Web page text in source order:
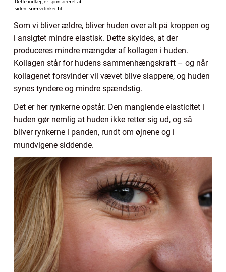
Som vi bliver ældre, bliver huden over alt på kroppen og
i ansigtet mindre elastisk. Dette skyldes, at der
produceres mindre mængder af kollagen i huden.
Kollagen står for hudens sammenhængskraft – og når
kollagenet forsvinder vil vævet blive slappere, og huden
synes tyndere og mindre spændstig.
Det er her rynkerne opstår. Den manglende elasticitet i
huden gør nemlig at huden ikke retter sig ud, og så
bliver rynkerne i panden, rundt om øjnene og i
mundvigene siddende.